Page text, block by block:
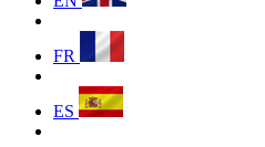
FR
ES